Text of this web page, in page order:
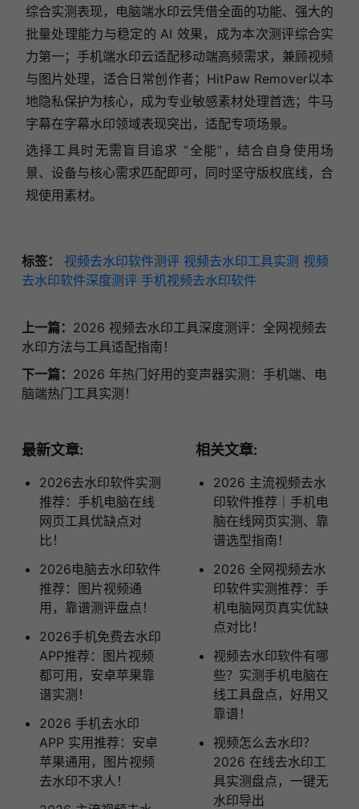
综合实测表现，电脑端水印云凭借全面的功能、强大的
批量处理能力与稳定的 AI 效果，成为本次测评综合实
力第一；手机端水印云适配移动端高频需求，兼顾视频
与图片处理，适合日常创作者；HitPaw Remover以本
地隐私保护为核心，成为专业敏感素材处理首选；牛马
字幕在字幕水印领域表现突出，适配专项场景。
选择工具时无需盲目追求 “全能”，结合自身使用场
景、设备与核心需求匹配即可，同时坚守版权底线，合
规使用素材。
标签： 视频去水印软件测评 视频去水印工具实测 视频
去水印软件深度测评 手机视频去水印软件
上一篇： 2026 视频去水印工具深度测评：全网视频去
水印方法与工具适配指南！
下一篇： 2026 年热门好用的变声器实测：手机端、电
脑端热门工具实测！
最新文章:
2026去水印软件实测
推荐：手机电脑在线
网页工具优缺点对
比！
2026电脑去水印软件
推荐：图片视频通
用，靠谱测评盘点！
2026手机免费去水印
APP推荐：图片视频
都可用，安卓苹果靠
谱实测！
2026 手机去水印
APP 实用推荐：安卓
苹果通用，图片视频
去水印不求人！
相关文章:
2026 主流视频去水
印软件推荐｜手机电
脑在线网页实测、靠
谱选型指南！
2026 全网视频去水
印软件实测推荐：手
机电脑网页真实优缺
点对比！
视频去水印软件有哪
些？实测手机电脑在
线工具盘点，好用又
靠谱！
视频怎么去水印？
2026 在线去水印工
具实测盘点，一键无
水印导出